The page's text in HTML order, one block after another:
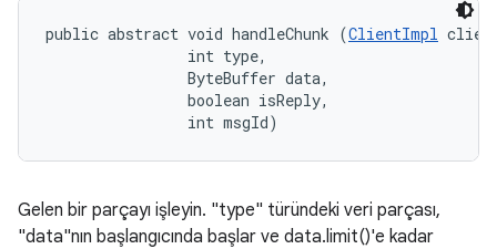
public abstract void handleChunk (ClientImpl
                int type,
                ByteBuffer data,
                boolean isReply,
                int msgId)
Gelen bir parçayı işleyin. "type" türündeki veri parçası,
"data"nın başlangıcında başlar ve data.limit()'e kadar